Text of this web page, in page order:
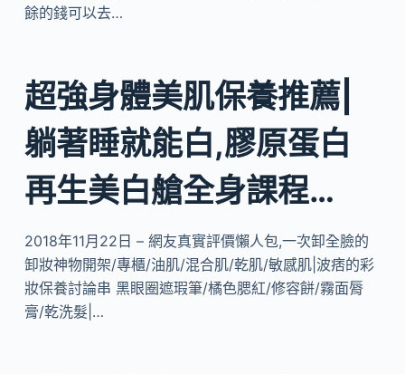
餘的錢可以去…
超強身體美肌保養推薦|
躺著睡就能白,膠原蛋白
再生美白艙全身課程…
2018年11月22日 – 網友真實評價懶人包,一次卸全臉的
卸妝神物開架/專櫃/油肌/混合肌/乾肌/敏感肌|波痞的彩
妝保養討論串 黑眼圈遮瑕筆/橘色腮紅/修容餅/霧面脣
膏/乾洗髮|…